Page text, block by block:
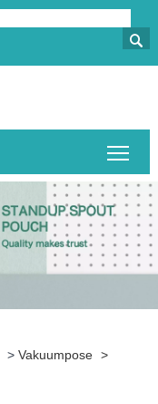

> Vakuumpose >